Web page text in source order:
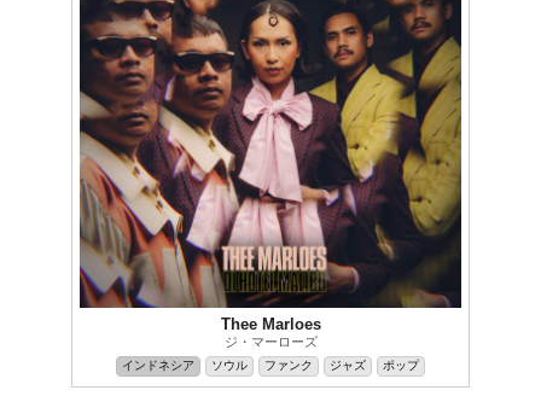
Thee Marloes
ジ・マーローズ
インドネシア ソウル ファンク ジャズ ポップ